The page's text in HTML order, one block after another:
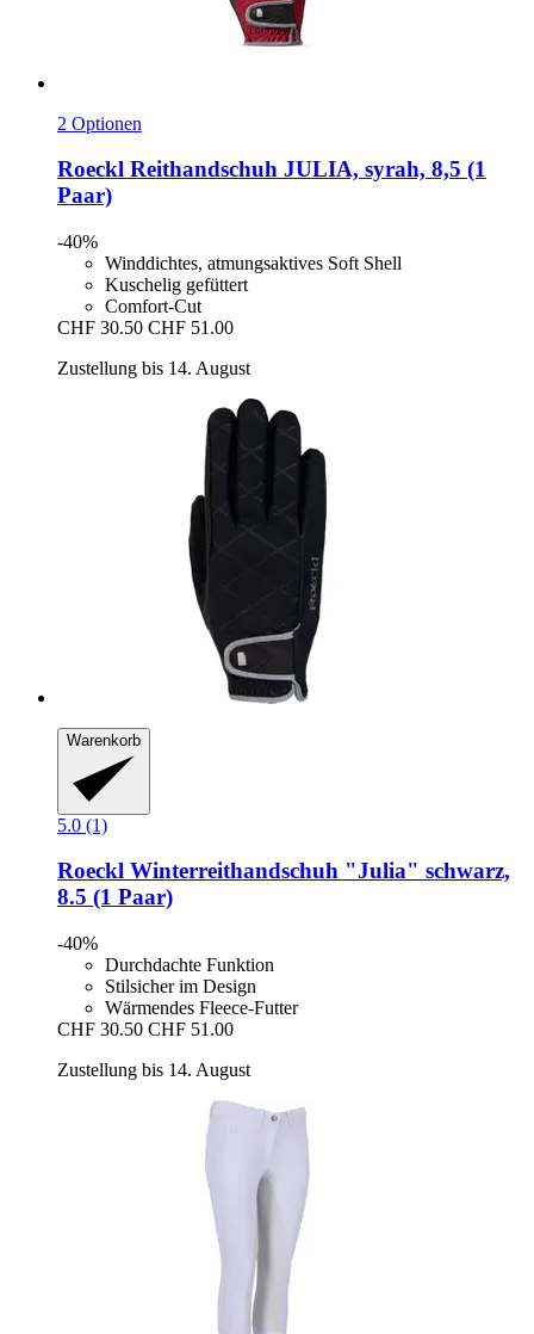
2 Optionen
Roeckl Reithandschuh JULIA, syrah, 8,5 (1
Paar)
-40%
Winddichtes, atmungsaktives Soft Shell
Kuschelig gefüttert
Comfort-Cut
CHF 30.50 CHF 51.00
Zustellung bis 14. August
Warenkorb
5.0 (1)
Roeckl Winterreithandschuh "Julia" schwarz,
8.5 (1 Paar)
-40%
Durchdachte Funktion
Stilsicher im Design
Wärmendes Fleece-Futter
CHF 30.50 CHF 51.00
Zustellung bis 14. August